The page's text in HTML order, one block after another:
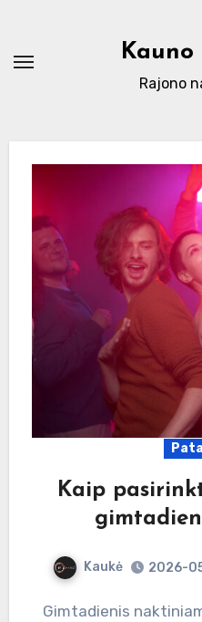
content
Rajono
Kaip
Kaukė 2026-
Gimtadienis naktiniame bare gali būti puikus